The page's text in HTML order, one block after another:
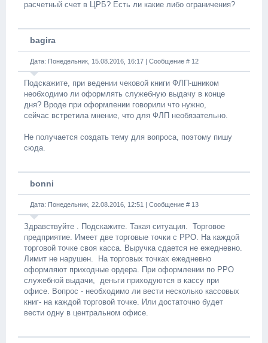
расчетный счет в ЦРБ? Есть ли какие либо ограничения?
bagira
Дата: Понедельник, 15.08.2016, 16:17 | Сообщение # 12
Подскажите, при ведении чековой книги ФЛП-шником
необходимо ли оформлять служебную выдачу в конце
дня? Вроде при оформлении говорили что нужно,
сейчас встретила мнение, что для ФЛП необязательно.
Не получается создать тему для вопроса, поэтому пишу
сюда.
bonni
Дата: Понедельник, 22.08.2016, 12:51 | Сообщение # 13
Здравствуйте . Подскажите. Такая ситуация. Торговое
предприятие. Имеет две торговые точки с РРО. На каждой
торговой точке своя касса. Выручка сдается не ежедневно.
Лимит не нарушен. На торговых точках ежедневно
оформляют приходные ордера. При оформлении по РРО
служебной выдачи, деньги приходуются в кассу при
офисе. Вопрос - необходимо ли вести несколько кассовых
книг- на каждой торговой точке. Или достаточно будет
вести одну в центральном офисе.